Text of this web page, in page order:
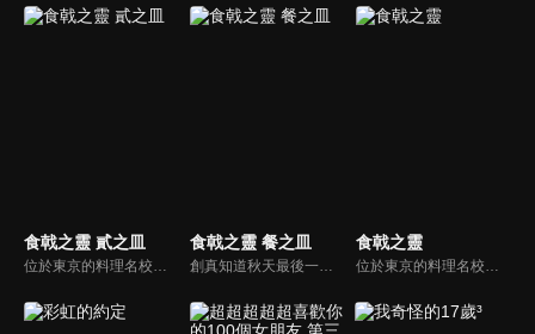
食戟之靈 貳之皿
位於東京的料理名校「遠月學園」，學生們會以料理來作一對一的比試對決，這種對決叫作「食戟」。「秋季選拔」是每年暑假後舉辦，高中一年級生為參賽者進行的廚藝競爭，為遠月學園傳統的美食祭典。經過秋季選拔預賽，進入複賽的創真等人，到底誰會取得秋季選拔的冠軍呢！？
食戟之靈 餐之皿
創真知道秋天最後一個大活動-學園祭""月饗祭""再過不久就要開始了。十傑第八席的久我照紀表示""如果你有任何一道料理可以贏過我，要我接受十戟也可以""，於是創真接受久我的挑戰，決定要參戰月饗祭。 於是創真決定前往久我的根據地-中華研去看看...?
食戟之靈
位於東京的料理名校「遠月學園」，學生們會以料理來作一對一的比試對決，這種對決叫作「食戟」。「秋季選拔」是每年暑假後舉辦，高中一年級生為參賽者進行的廚藝競爭，為遠月學園傳統的美食祭典。經過秋季選拔預賽，進入複賽的創真等人，到底誰會取得秋季選拔的冠軍呢！？